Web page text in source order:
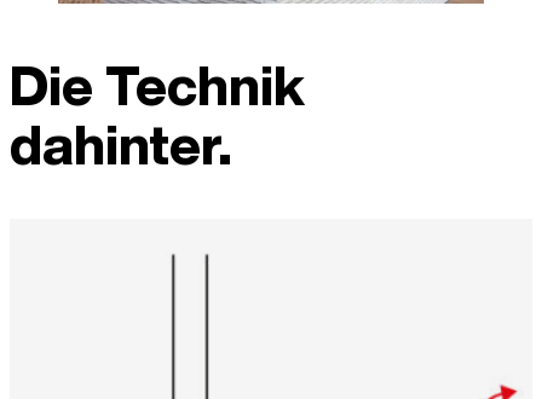
Die Technik
dahinter.